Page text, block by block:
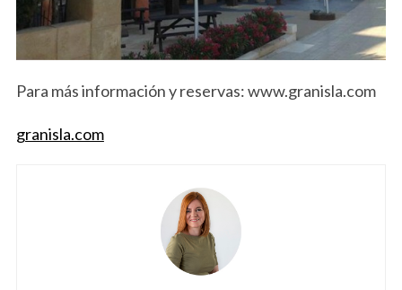
Para más información y reservas: www.granisla.com
granisla.com